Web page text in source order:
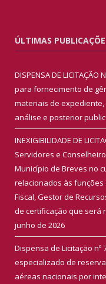
ÚLTIMAS
DISPENSA DE
para fornecimento de
materiais de
análise e posterior
INEXIGIBILIDADE DE
Servidores e
Município de Breves no
relacionados às funções
Fiscal, Gestor de
de certificação que será
junho de 2026
Dispensa de Licitação nº
especializado de
aéreas nacionais por